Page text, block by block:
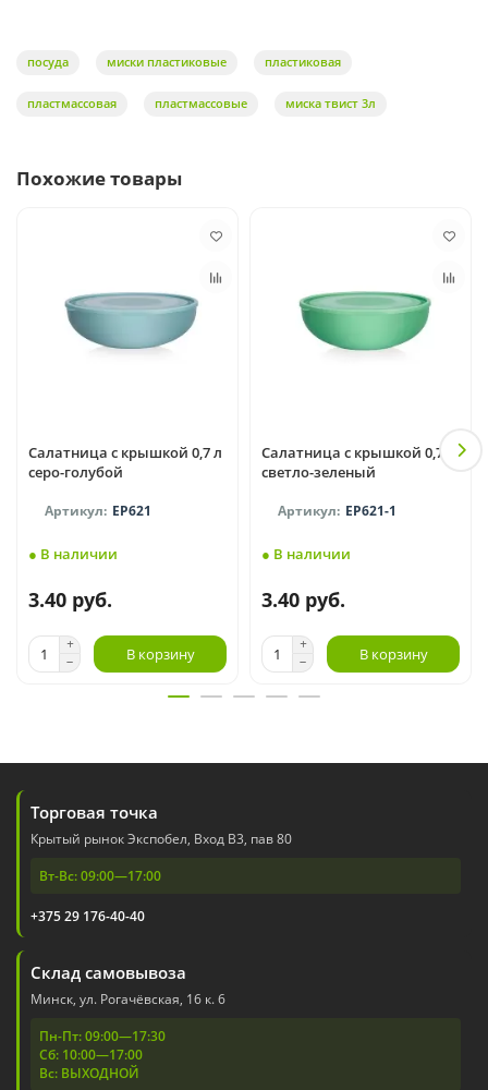
посуда миски пластиковые пластиковая
пластмассовая пластмассовые миска твист 3л
Похожие товары
Салатница с крышкой 0,7 л
серо-голубой
EP621
● В наличии
3.40 руб.
В корзину
Салатница с крышкой 0,7л
светло-зеленый
EP621-1
● В наличии
3.40 руб.
В корзину
Торговая точка
Крытый рынок Экспобел, Вход В3, пав 80
Вт-Вс: 09:00—17:00
+375 29 176-40-40
Склад самовывоза
Минск, ул. Рогачёвская, 16 к. 6
Пн-Пт: 09:00—17:30
Сб: 10:00—17:00
Вс: ВЫХОДНОЙ